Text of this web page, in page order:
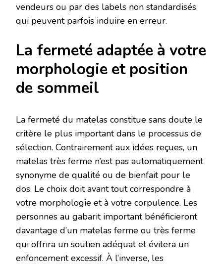
vendeurs ou par des labels non standardisés
qui peuvent parfois induire en erreur.
La fermeté adaptée à votre
morphologie et position
de sommeil
La fermeté du matelas constitue sans doute le
critère le plus important dans le processus de
sélection. Contrairement aux idées reçues, un
matelas très ferme n’est pas automatiquement
synonyme de qualité ou de bienfait pour le
dos. Le choix doit avant tout correspondre à
votre morphologie et à votre corpulence. Les
personnes au gabarit important bénéficieront
davantage d’un matelas ferme ou très ferme
qui offrira un soutien adéquat et évitera un
enfoncement excessif. À l’inverse, les